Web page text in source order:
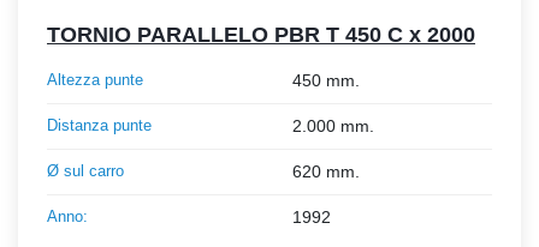
TORNIO PARALLELO PBR T 450 C x 2000
Altezza punte 450 mm.
Distanza punte 2.000 mm.
Ø sul carro 620 mm.
Anno: 1992